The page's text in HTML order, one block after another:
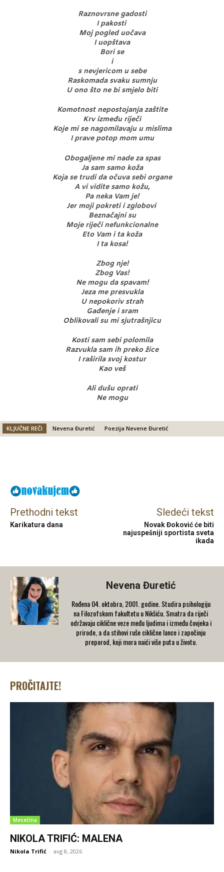
Raznovrsne gadosti
I pakosti
Moj pogled uočava
I uopštava
Bori se
i
s nevjericom u sebe
Raskomada svaku sumnju
U ono što ne bi smjelo biti
Komotnost nepostojanja zaštite
Krv između riječi
Koje mi se nagomilavaju u mislima
I prave potop mom umu
Obogaljene mi nade za spas
Ja sam samo koža
Koja se trudi da očuva sebi organe
A vi vidite samo kožu,
Pa neka Vam je!
Jer moji pokreti i zglobovi
Beznačajni su
Moje riječi nefunkcionalne
Eto Vam i ta koža
I ta kosa!
Zbog nje!
Zbog Vas!
Ne mogu da spavam!
Jeza me presvukla
U nepokoriv strah
Gađenje i sram
Oblikovali su mi sjutrašnjicu
Kosti sam sebi polomila
Razvukla sam ih preko žice
I raširila svoj kostur
Kao veš
Ali dušu oprati
Ne mogu
KLJUČNE REČI Nevena Đuretić Poezija Nevene Đuretić
Prethodni tekst
Karikatura dana
Sledeći tekst
Novak Đoković će biti
najuspešniji sportista sveta
ikada
Nevena Đuretić
Rođena 04. oktobra, 2001. godine. Studira psihologiju
na Filozofskom fakultetu u Nikšiću. Smatra da riječi
održavaju ciklične veze među ljudima i između čovjeka i
prirode, a da stihovi ruše ciklične lance i započinju
preporod, koji mora naići više puta u životu.
PROČITAJTE!
Mesečina
NIKOLA TRIFIĆ: MALENA
Nikola Trifić - avg 8, 2026